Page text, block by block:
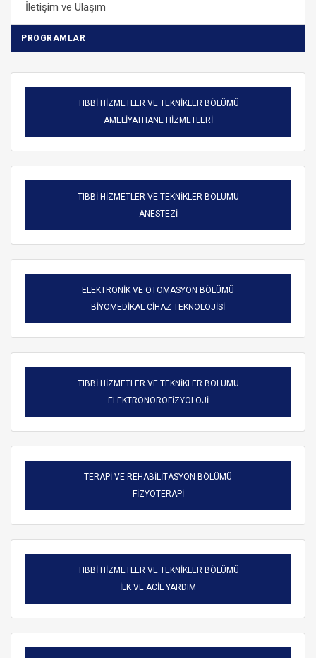
İletişim ve Ulaşım
PROGRAMLAR
TIBBİ HİZMETLER VE TEKNİKLER BÖLÜMÜ
AMELİYATHANE HİZMETLERİ
TIBBİ HİZMETLER VE TEKNİKLER BÖLÜMÜ
ANESTEZİ
ELEKTRONİK VE OTOMASYON BÖLÜMÜ
BİYOMEDİKAL CİHAZ TEKNOLOJİSİ
TIBBİ HİZMETLER VE TEKNİKLER BÖLÜMÜ
ELEKTRONÖROFİZYOLOJİ
TERAPİ VE REHABİLİTASYON BÖLÜMÜ
FİZYOTERAPİ
TIBBİ HİZMETLER VE TEKNİKLER BÖLÜMÜ
İLK VE ACİL YARDIM